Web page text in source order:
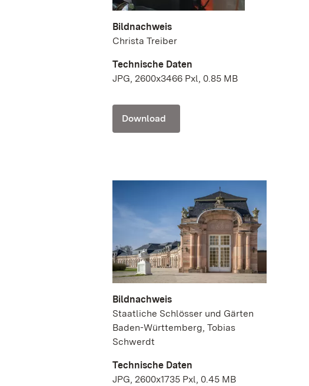
Bildnachweis
Christa Treiber
Technische Daten
JPG, 2600x3466 Pxl, 0.85 MB
Download
Bildnachweis
Staatliche Schlösser und Gärten
Baden-Württemberg, Tobias
Schwerdt
Technische Daten
JPG, 2600x1735 Pxl, 0.45 MB